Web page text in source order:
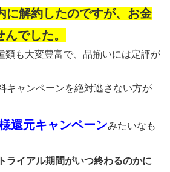
に解約したのですが、お金
でした。
類も大変豊富で、品揃いには定評が
キャンペーンを絶対逃さない方が
還元キャンペーンみたいなも
ライアル期間がいつ終わるのかに